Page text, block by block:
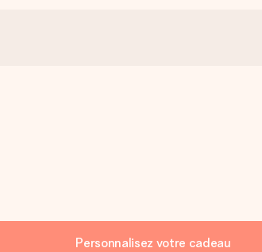
Personnalisez votre cadeau